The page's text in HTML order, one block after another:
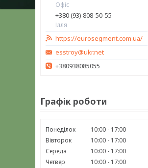
Офіс
+380 (93) 808-50-55
Ілля
https://eurosegment.com.ua/
esstroy@ukr.net
+380938085055
Графік роботи
Понеділок 10:00
17:00
Вівторок
10:00
17:00
Середа
10:00
17:00
Четвер
10:00
17:00